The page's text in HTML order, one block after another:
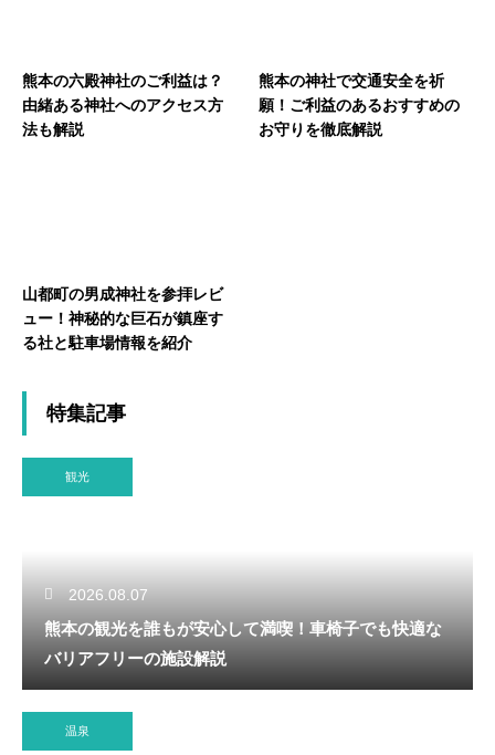
熊本の六殿神社のご利益は？
由緒ある神社へのアクセス方
法も解説
熊本の神社で交通安全を祈
願！ご利益のあるおすすめの
お守りを徹底解説
山都町の男成神社を参拝レビ
ュー！神秘的な巨石が鎮座す
る社と駐車場情報を紹介
特集記事
観光
2026.08.07
熊本の観光を誰もが安心して満喫！車椅子でも快適な
バリアフリーの施設解説
温泉